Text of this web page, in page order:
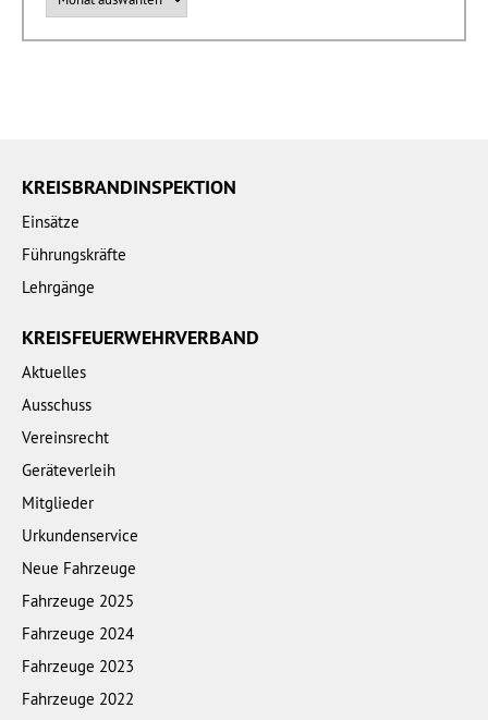
KREISBRANDINSPEKTION
Einsätze
Führungskräfte
Lehrgänge
KREISFEUERWEHRVERBAND
Aktuelles
Ausschuss
Vereinsrecht
Geräteverleih
Mitglieder
Urkundenservice
Neue Fahrzeuge
Fahrzeuge 2025
Fahrzeuge 2024
Fahrzeuge 2023
Fahrzeuge 2022